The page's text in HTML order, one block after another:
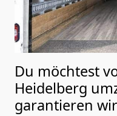
Du möchtest
Heidelberg
garantieren